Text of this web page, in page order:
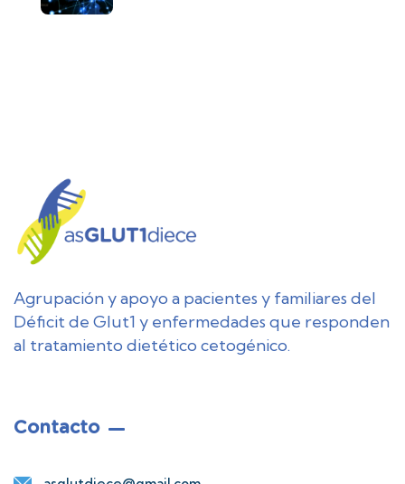
Agrupación y apoyo a pacientes y familiares del
Déficit de Glut1 y enfermedades que responden
al tratamiento dietético cetogénico.
Contacto